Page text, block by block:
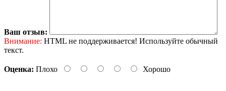
Ваш отзыв:
Внимание: HTML не поддерживается! Используйте обычный
текст.
Оценка: Плохо Хорошо